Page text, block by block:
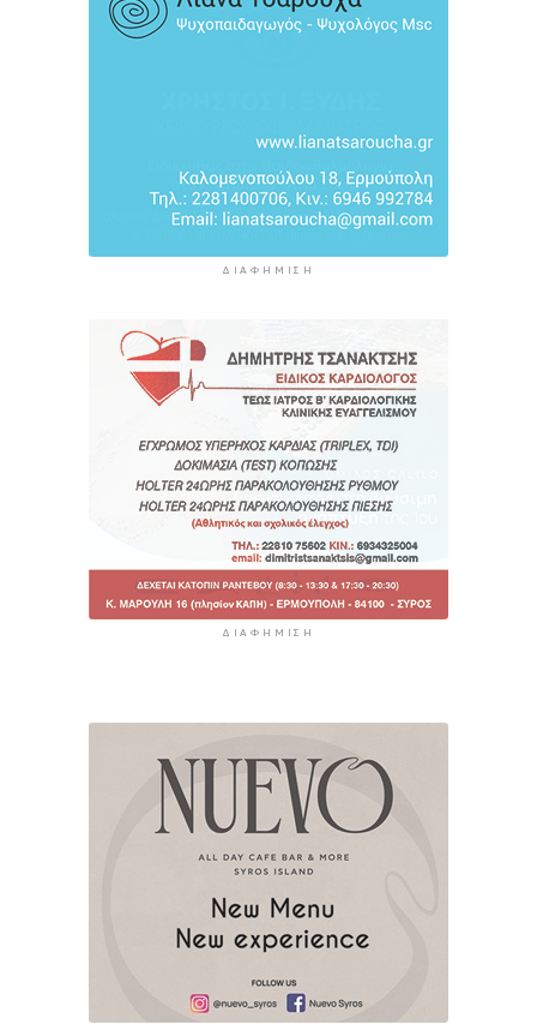
ΔΙΑΦΉΜΙΣΗ
ΔΙΑΦΉΜΙΣΗ